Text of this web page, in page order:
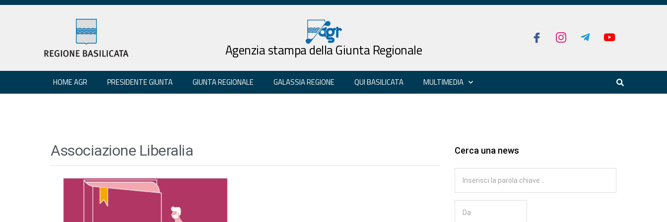
Agenzia stampa della Giunta Regionale
HOME AGR PRESIDENTE GIUNTA GIUNTA REGIONALE GALASSIA REGIONE QUI BASILICATA MULTIMEDIA
Associazione Liberalia Cerca una news